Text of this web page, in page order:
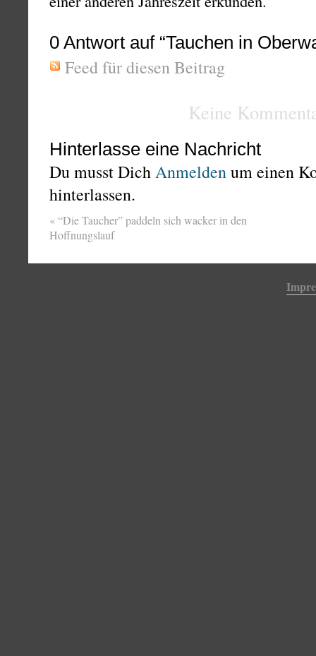
0 Antwort auf “Tauchen in
Feed für diesen Beitrag
Keine
Hinterlasse eine Nachricht
Du musst DichAnmeldenum einen
hinterlassen.
« “Die Taucher” paddeln sich wacker in den
Hoffnungslauf